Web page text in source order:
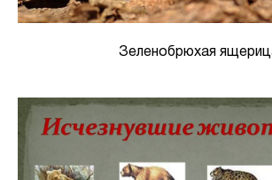
Зеленобрюхая